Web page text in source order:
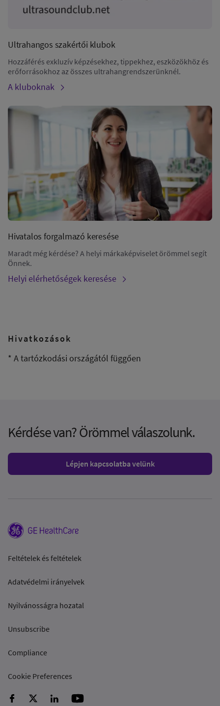
Ultrahangos szakértői klubok
Hozzáférés exkluzív képzésekhez, tippekhez, eszközökhöz és
erőforrásokhoz az összes ultrahangrendszerünknél.
A kluboknak
Hivatalos forgalmazó keresése
Maradt még kérdése? A helyi márkaképviselet örömmel segít
Önnek.
Helyi elérhetőségek keresése
Hivatkozások
* A tartózkodási országától függően
Kérdése van? Örömmel válaszolunk.
Lépjen kapcsolatba velünk
Feltételek és feltételek
Adatvédelmi irányelvek
Nyilvánosságra hozatal
Unsubscribe
Compliance
Cookie Preferences